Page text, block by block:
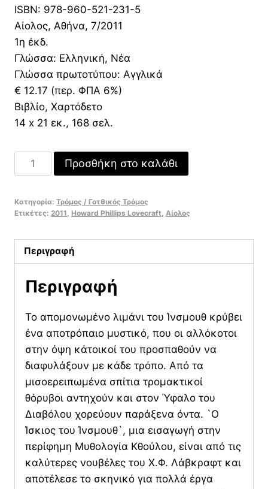
ISBN: 978-960-521-231-5
Αίολος, Αθήνα, 7/2011
1η έκδ.
Γλώσσα: Ελληνική, Νέα
Γλώσσα πρωτοτύπου: Αγγλικά
€ 12.17 (περ. ΦΠΑ 6%)
Βιβλίο, Χαρτόδετο
14 x 21 εκ., 168 σελ.
ίσκιος
από
Ίνσμουθ
ποσότητα
Προσθήκη στο καλάθι
Κατηγορία: Τρόμος / Γοτθικός Τρόμος
Ετικέτες: 2011 Howard Phillips Lovecraft Αίολος
Περιγραφή
Περιγραφή
Το απομονωμένο λιμάνι του Ίνσμουθ κρύβει
ένα αποτρόπαιο μυστικό, που οι αλλόκοτοι
στην όψη κάτοικοί του προσπαθούν να
διαφυλάξουν με κάδε τρόπο. Από τα
μισοερειπωμένα σπίτια τρομακτικοί
θόρυβοι αντηχούν και στον Ύφαλο του
Διαβόλου χορεύουν παράξενα όντα. `Ο
Ίσκιος του Ίνσμουθ`, μια εισαγωγή στην
περίφημη Μυθολογία Κθούλου, είναι από τις
καλύτερες νουβέλες του Χ.Φ. Λάβκραφτ και
αποτέλεσε το σκηνικό για πολλά έργα